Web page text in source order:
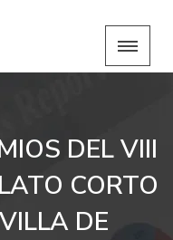
DEL VIII
CORTO
DE